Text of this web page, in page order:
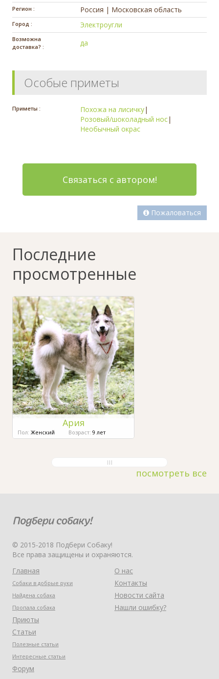
Регион : Россия | Московская область
Город : Электроугли
Возможна
доставка? :
да
Особые приметы
Приметы : Похожа на лисичку|
Розовый/шоколадный нос|
Необычный окрас
Связаться с автором!
Пожаловаться
Последние
просмотренные
Ария
Пол: Женский Возраст: 9 лет
посмотреть все
© 2015-2018 Подбери Собаку!
Все права защищены и охраняются.
Главная
Собаки в добрые руки
Найдена собака
Пропала собака
Приюты
Статьи
Полезные статьи
Интересные статьи
Форум
О нас
Контакты
Новости сайта
Нашли ошибку?